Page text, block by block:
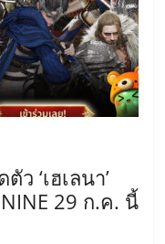
‘เฮเลนา’
29 ก.ค. นี้